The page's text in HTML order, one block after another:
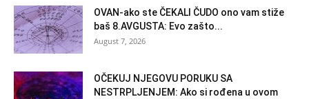
OVAN-ako ste ČEKALI ČUDO ono vam stiže
baš 8.AVGUSTA: Evo zašto...
August 7, 2026
OČEKUJ NJEGOVU PORUKU SA
NESTRPLJENJEM: Ako si rođena u ovom